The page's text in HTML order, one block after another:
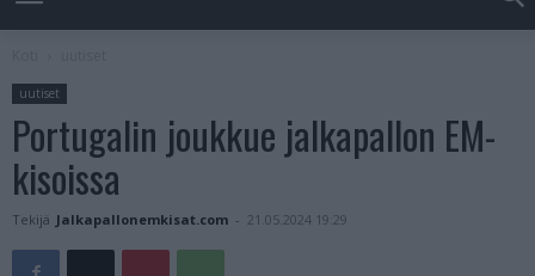
uutiset
Portugalin joukkue jalkapallon EM-
kisoissa
Tekijä Jalkapallonemkisat.com - 21.05.2024 19:29